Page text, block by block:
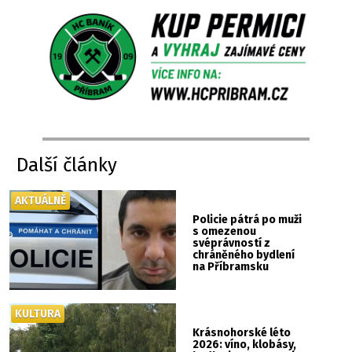
Další články
Policie pátrá po muži
s omezenou
svéprávností z
chráněného bydlení
na Příbramsku
AKTUÁLNĚ
Krásnohorské léto
2026: víno, klobásy,
KULTURA